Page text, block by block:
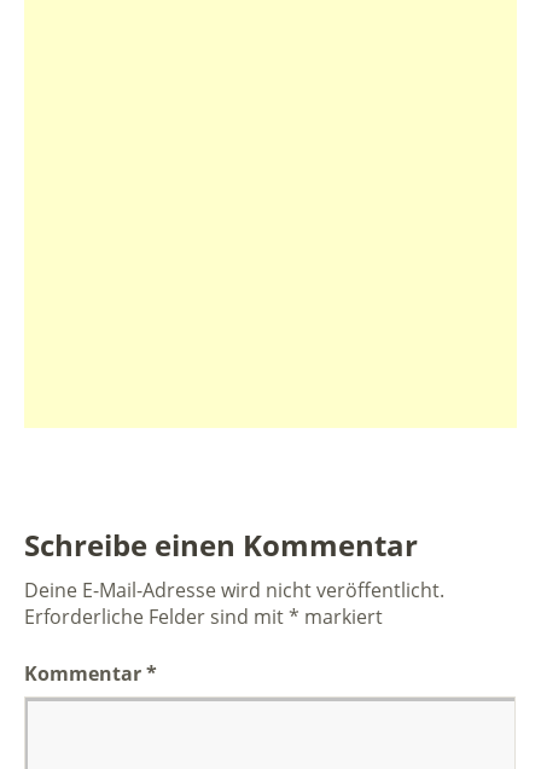
Schreibe einen Kommentar
Deine E-Mail-Adresse wird nicht veröffentlicht.
Erforderliche Felder sind mit* markiert
Kommentar*